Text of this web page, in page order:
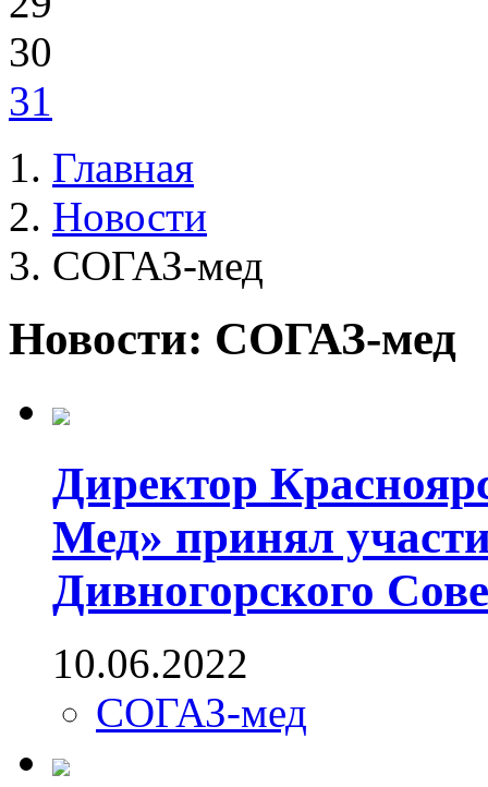
30
31
Главная
Новости
СОГАЗ-мед
Новости: СОГАЗ-мед
Директор
Мед» принял
Дивногорского
10.06.2022
СОГАЗ-мед